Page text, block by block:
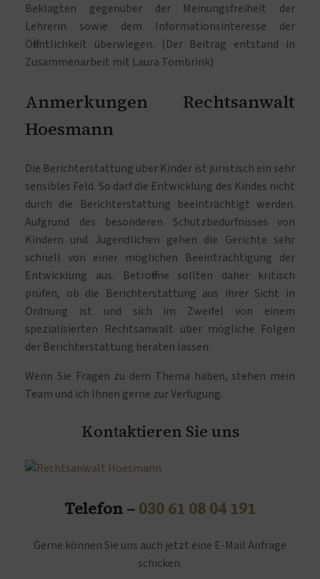
Beklagten gegenüber der Meinungsfreiheit der
Lehrerin sowie dem Informationsinteresse der
Öffentlichkeit überwiegen. (Der Beitrag entstand in
Zusammenarbeit mit Laura Tombrink)
Anmerkungen Rechtsanwalt
Hoesmann
Die Berichterstattung über Kinder ist juristisch ein sehr
sensibles Feld. So darf die Entwicklung des Kindes nicht
durch die Berichterstattung beeinträchtigt werden.
Aufgrund des besonderen Schutzbedürfnisses von
Kindern und Jugendlichen gehen die Gerichte sehr
schnell von einer möglichen Beeinträchtigung der
Entwicklung aus. Betroffene sollten daher kritisch
prüfen, ob die Berichterstattung aus ihrer Sicht in
Ordnung ist und sich im Zweifel von einem
spezialisierten Rechtsanwalt über mögliche Folgen
der Berichterstattung beraten lassen.
Wenn Sie Fragen zu dem Thema haben, stehen mein
Team und ich Ihnen gerne zur Verfügung.
Kontaktieren Sie uns
Telefon – 030 61 08 04 191
Gerne können Sie uns auch jetzt eine E-Mail Anfrage
schicken.